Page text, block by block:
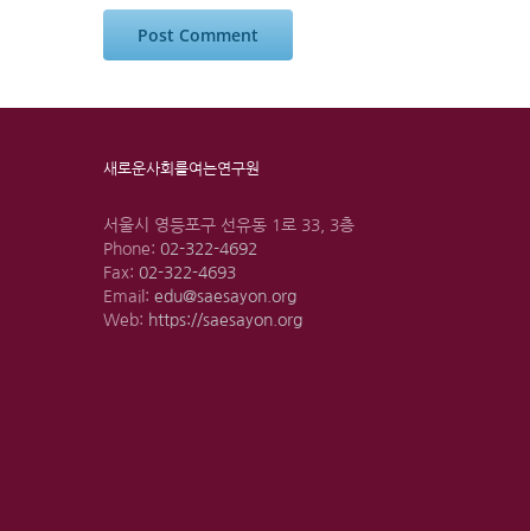
새로운사회를여는연구원
서울시 영등포구 선유동 1로 33, 3층
Phone: 02-322-4692
Fax: 02-322-4693
Email: edu@saesayon.org
Web: https://saesayon.org